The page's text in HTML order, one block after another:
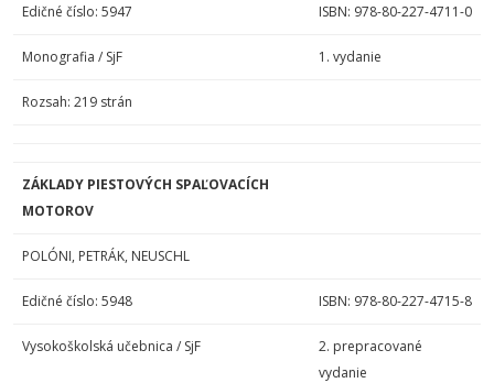
Edičné číslo: 5947 ISBN: 978-80-227-4711-0
Monografia / SjF 1. vydanie
Rozsah: 219 strán
ZÁKLADY PIESTOVÝCH SPAĽOVACÍCH
MOTOROV
POLÓNI, PETRÁK, NEUSCHL
Edičné číslo: 5948 ISBN: 978-80-227-4715-8
Vysokoškolská učebnica / SjF
2. prepracované
vydanie